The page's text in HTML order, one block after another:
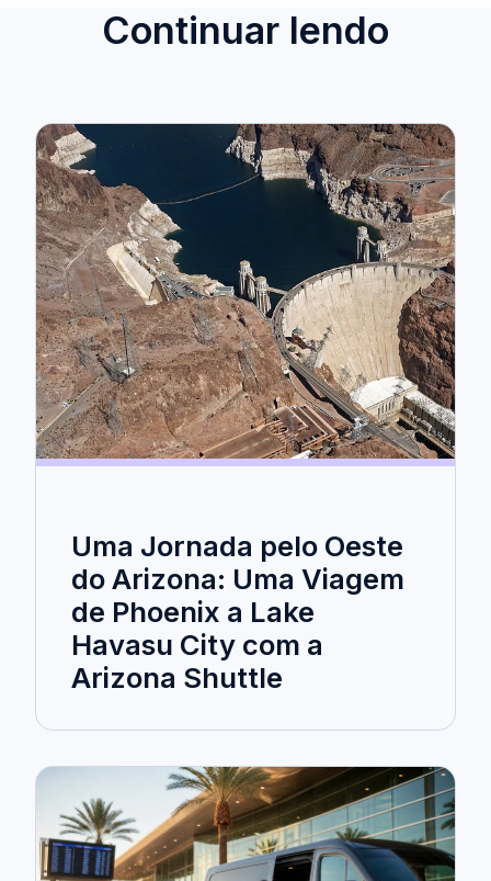
Continuar lendo
Uma Jornada pelo Oeste
do Arizona: Uma Viagem
de Phoenix a Lake
Havasu City com a
Arizona Shuttle